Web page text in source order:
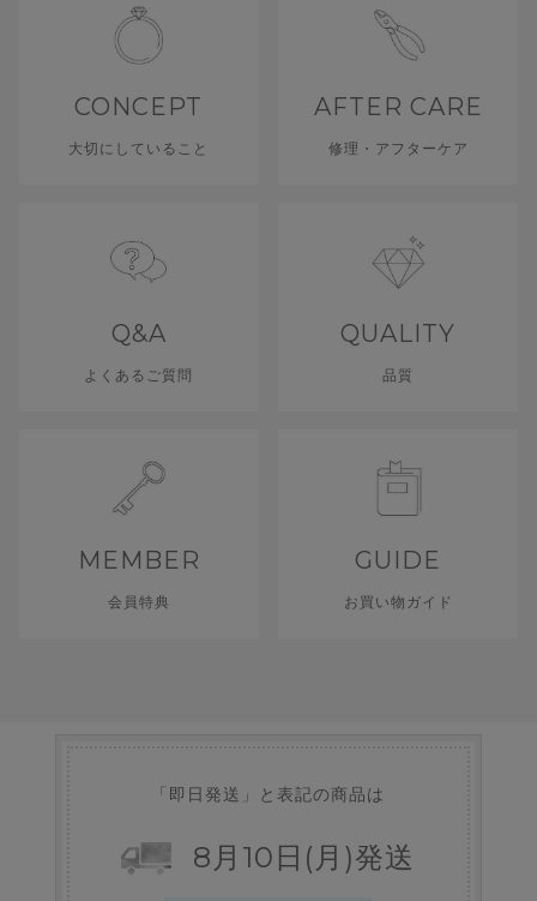
CONCEPT
大切にしていること
AFTER CARE
修理・アフターケア
Q&A
よくあるご質問
QUALITY
品質
MEMBER
会員特典
GUIDE
お買い物ガイド
「即日発送」と表記の商品は
8 月 10 日 (月)発送